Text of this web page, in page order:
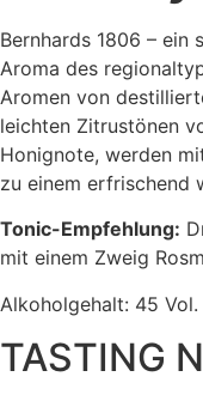
Bernhards 1806 – ein
Aroma des
Aromen von
leichten Zitrustönen
Honignote, werden
zu einem erfrischend
Tonic-Empfehlung:
mit einem Zweig
Alkoholgehalt: 45 Vol.
TASTING